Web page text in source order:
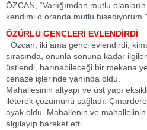
ÖZCAN, “Varlığımdan mutlu
kendimi o oranda mutlu
ÖZÜRLÜ GENÇLERİ EVLENDİRDİ
Özcan, iki ama genci evlendirdi,
sırasında, onunla sonuna kadar
üstlendi, barınabileceği bir mekana
cenaze işlerinde yanında oldu.
Mahallesinin altyapı ve üst yapı
ileterek çözümünü sağladı.
ayak oldu. Mahallenin ve
algılayıp hareket etti.